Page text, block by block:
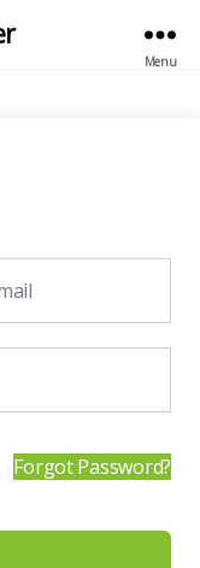
Menu
Forgot Password?